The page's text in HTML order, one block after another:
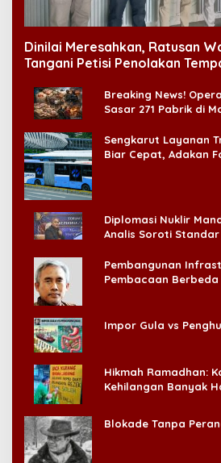
Dinilai Meresahkan, Ratusan
Tangani Petisi Penolakan
Breaking News!
Sasar 271 Pabrik di
Sengkarut Layanan
Biar Cepat, Adakan
Diplomasi Nuklir
Analis Soroti
Pembangunan
Pembacaan Berbeda
Impor Gula vs
Hikmah Ramadhan:
Kehilangan Banyak
Blokade Tanpa